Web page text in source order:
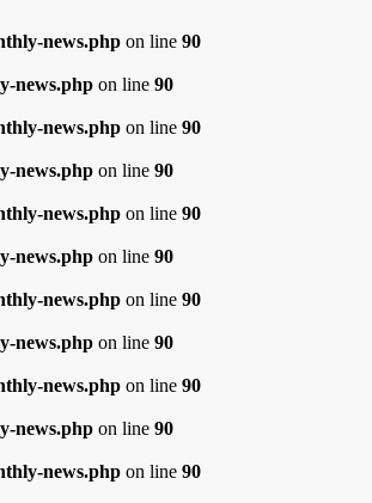
news.php on line 90
news.php on line 90
news.php on line 90
news.php on line 90
news.php on line 90
news.php on line 90
news.php on line 90
news.php on line 90
news.php on line 90
news.php on line 90
news.php on line 90